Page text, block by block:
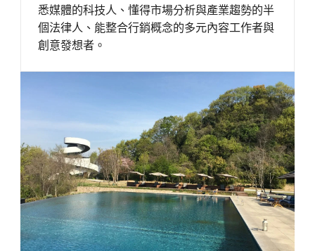
悉媒體的科技人、懂得市場分析與產業趨勢的半
個法律人、能整合行銷概念的多元內容工作者與
創意發想者。